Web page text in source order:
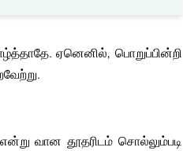
ஏனெனில், பொறுப்பின்றி
வான தூதரிடம் சொல்லும்படி